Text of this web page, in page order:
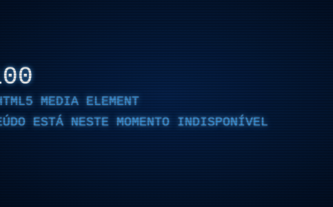
MEDIA ELEMENT
ESTÁ NESTE MOMENTO INDISPONÍVEL